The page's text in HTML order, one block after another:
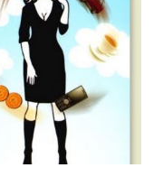
się stało psica miała
odwołaliśmy,
oswajać z nami i
chorobą psa. Udało
i wówczas
już na 100%.